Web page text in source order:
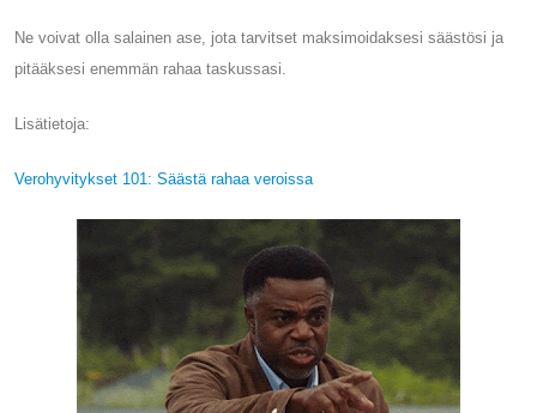
Ne voivat olla salainen ase, jota tarvitset maksimoidaksesi säästösi ja
pitääksesi enemmän rahaa taskussasi.
Lisätietoja:
Verohyvitykset 101: Säästä rahaa veroissa